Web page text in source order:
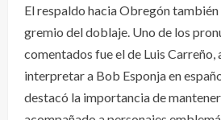
El respaldo hacia Obregón también
gremio del doblaje. Uno de los
comentados fue el de Luis
interpretar a Bob Esponja en
destacó la importancia de